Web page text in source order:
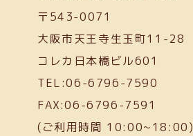
〒543-0071
大阪市天王寺生玉町11-28
コレカ日本橋ビル601
TEL:06-6796-7590
FAX:06-6796-7591
(ご利用時間 10:00~18:00)